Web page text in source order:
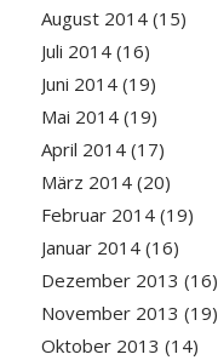
August 2014(15)
Juli 2014(16)
Juni 2014(19)
Mai 2014(19)
April 2014(17)
März 2014(20)
Februar 2014(19)
Januar 2014(16)
Dezember 2013 (16)
November 2013 (19)
Oktober 2013 (14)